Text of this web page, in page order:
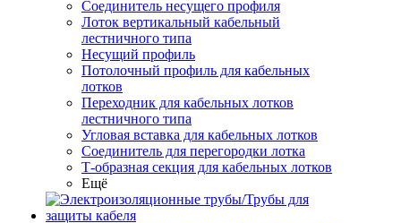
Соединитель несущего профиля
Лоток вертикальный кабельный
лестничного типа
Несущий профиль
Потолочный профиль для кабельных
лотков
Переходник для кабельных лотков
лестничного типа
Угловая вставка для кабельных лотков
Соединитель для перегородки лотка
Т-образная секция для кабельных лотков
Ещё